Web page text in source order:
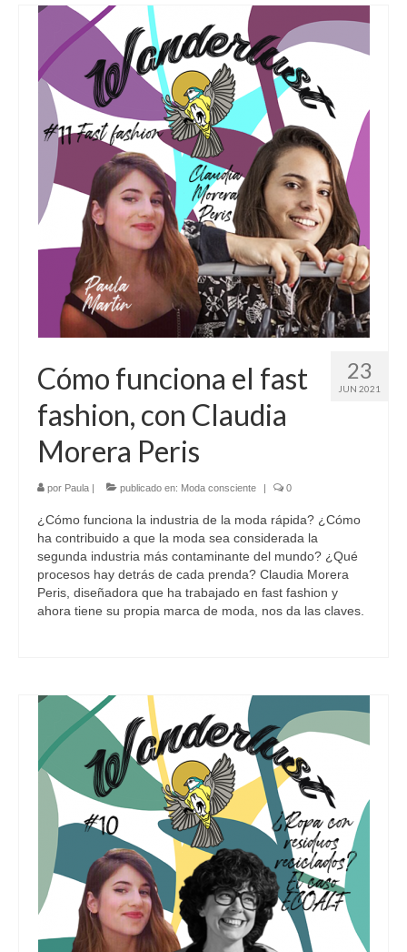
23
JUN 2021
Cómo funciona el fast
fashion, con Claudia
Morera Peris
por Paula publicado en: Moda consciente 0
¿Cómo funciona la industria de la moda rápida? ¿Cómo
ha contribuido a que la moda sea considerada la
segunda industria más contaminante del mundo? ¿Qué
procesos hay detrás de cada prenda? Claudia Morera
Peris, diseñadora que ha trabajado en fast fashion y
ahora tiene su propia marca de moda, nos da las claves.